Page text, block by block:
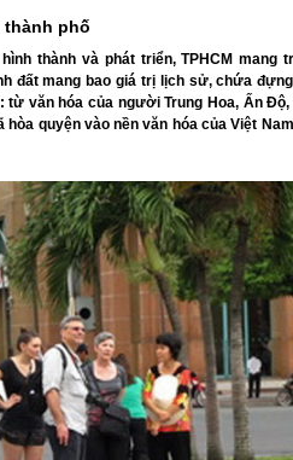
thành phố
thành và phát triển, TPHCM mang
đất mang bao giá trị lịch sử, chứa
văn hóa của người Trung Hoa, Ấn Độ,
quyện vào nền văn hóa của Việt